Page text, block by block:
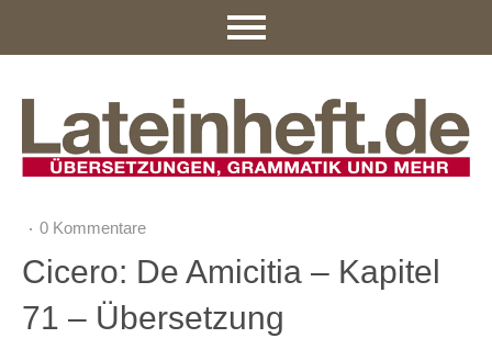
0 Kommentare
Cicero: De Amicitia – Kapitel
71 – Übersetzung